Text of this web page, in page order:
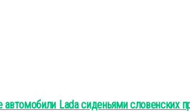
автомобили Lada сиденьями словенских